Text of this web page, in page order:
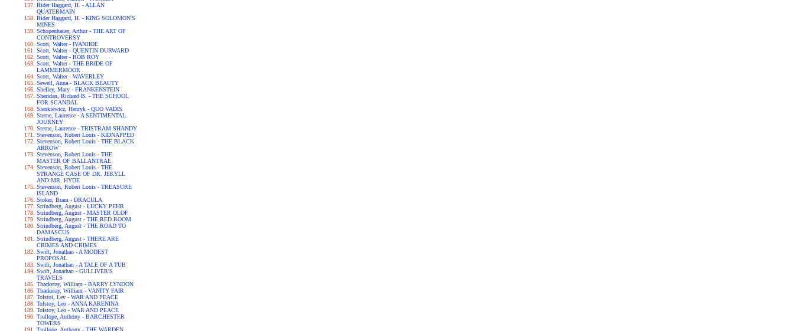
Rider Haggard, H. - ALLAN
QUATERMAIN
Rider Haggard, H. - KING SOLOMON'S
MINES
Schopenhauer, Arthur - THE ART OF
CONTROVERSY
Scott, Walter - IVANHOE
Scott, Walter - QUENTIN DURWARD
Scott, Walter - ROB ROY
Scott, Walter - THE BRIDE OF
LAMMERMOOR
Scott, Walter - WAVERLEY
Sewell, Anna - BLACK BEAUTY
Shelley, Mary - FRANKENSTEIN
Sheridan, Richard B. - THE SCHOOL
FOR SCANDAL
Sienkiewicz, Henryk - QUO VADIS
Sterne, Laurence - A SENTIMENTAL
JOURNEY
Sterne, Laurence - TRISTRAM SHANDY
Stevenson, Robert Louis - KIDNAPPED
Stevenson, Robert Louis - THE BLACK
ARROW
Stevenson, Robert Louis - THE
MASTER OF BALLANTRAE
Stevenson, Robert Louis - THE
STRANGE CASE OF DR. JEKYLL
AND MR. HYDE
Stevenson, Robert Louis - TREASURE
ISLAND
Stoker, Bram - DRACULA
Strindberg, August - LUCKY PEHR
Strindberg, August - MASTER OLOF
Strindberg, August - THE RED ROOM
Strindberg, August - THE ROAD TO
DAMASCUS
Strindberg, August - THERE ARE
CRIMES AND CRIMES
Swift, Jonathan - A MODEST
PROPOSAL
Swift, Jonathan - A TALE OF A TUB
Swift, Jonathan - GULLIVER'S
TRAVELS
Thackeray, William - BARRY LYNDON
Thackeray, William - VANITY FAIR
Tolstoi, Lev - WAR AND PEACE
Tolstoy, Leo - ANNA KARENINA
Tolstoy, Leo - WAR AND PEACE
Trollope, Anthony - BARCHESTER
TOWERS
Trollope, Anthony - THE WARDEN